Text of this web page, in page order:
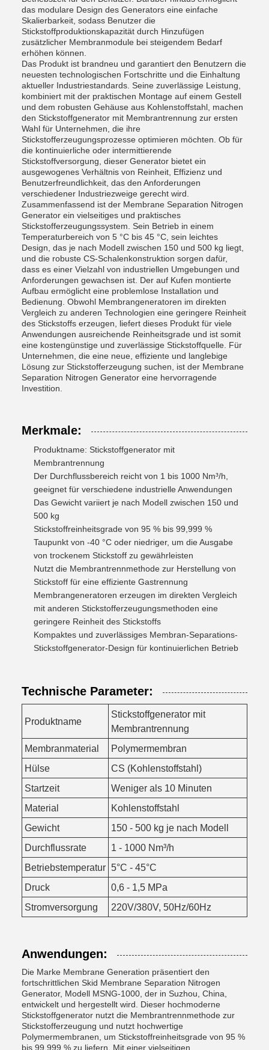
das modulare Design des Generators eine einfache
Skalierbarkeit, sodass Benutzer die
Stickstoffproduktionskapazität durch Hinzufügen
zusätzlicher Membranmodule bei steigendem Bedarf
erhöhen können.
Das Produkt ist brandneu und garantiert den Benutzern die
neuesten technologischen Fortschritte und die Einhaltung
aktueller Industriestandards. Seine zuverlässige Leistung,
kombiniert mit der praktischen Montage auf einem Gestell
und dem robusten Gehäuse aus Kohlenstoffstahl, machen
den Stickstoffgenerator mit Membrantrennung zur ersten
Wahl für Unternehmen, die ihre
Stickstofferzeugungsprozesse optimieren möchten. Ob für
die kontinuierliche oder intermittierende
Stickstoffversorgung, dieser Generator bietet ein
ausgewogenes Verhältnis von Reinheit, Effizienz und
Benutzerfreundlichkeit, das den Anforderungen
verschiedener Industriezweige gerecht wird.
Zusammenfassend ist der Membrane Separation Nitrogen
Generator ein vielseitiges und praktisches
Stickstofferzeugungssystem. Sein Betrieb in einem
Temperaturbereich von 5 °C bis 45 °C, sein leichtes
Design, das je nach Modell zwischen 150 und 500 kg liegt,
und die robuste CS-Schalenkonstruktion sorgen dafür,
dass es einer Vielzahl von industriellen Umgebungen und
Anforderungen gewachsen ist. Der auf Kufen montierte
Aufbau ermöglicht eine problemlose Installation und
Bedienung. Obwohl Membrangeneratoren im direkten
Vergleich zu anderen Technologien eine geringere Reinheit
des Stickstoffs erzeugen, liefert dieses Produkt für viele
Anwendungen ausreichende Reinheitsgrade und ist somit
eine kostengünstige und zuverlässige Stickstoffquelle. Für
Unternehmen, die eine neue, effiziente und langlebige
Lösung zur Stickstofferzeugung suchen, ist der Membrane
Separation Nitrogen Generator eine hervorragende
Investition.
Merkmale:
Produktname: Stickstoffgenerator mit
Membrantrennung
Der Durchflussbereich reicht von 1 bis 1000 Nm³/h,
geeignet für verschiedene industrielle Anwendungen
Das Gewicht variiert je nach Modell zwischen 150 und
500 kg
Stickstoffreinheitsgrade von 95 % bis 99,999 %
Taupunkt von -40 °C oder niedriger, um die Ausgabe
von trockenem Stickstoff zu gewährleisten
Nutzt die Membrantrennmethode zur Herstellung von
Stickstoff für eine effiziente Gastrennung
Membrangeneratoren erzeugen im direkten Vergleich
mit anderen Stickstofferzeugungsmethoden eine
geringere Reinheit des Stickstoffs
Kompaktes und zuverlässiges Membran-Separations-
Stickstoffgenerator-Design für kontinuierlichen Betrieb
Technische Parameter:
Produktname
Stickstoffgenerator mit
Membrantrennung
Membranmaterial
Polymermembran
Hülse
CS (Kohlenstoffstahl)
Startzeit
Weniger als 10 Minuten
Material
Kohlenstoffstahl
Gewicht
150 - 500 kg je nach Modell
Durchflussrate
1 - 1000 Nm³/h
Betriebstemperatur 5°C - 45°C
Druck
0,6 - 1,5 MPa
Stromversorgung
220V/380V, 50Hz/60Hz
Anwendungen:
Die Marke Membrane Generation präsentiert den
fortschrittlichen Skid Membrane Separation Nitrogen
Generator, Modell MSNG-1000, der in Suzhou, China,
entwickelt und hergestellt wird. Dieser hochmoderne
Stickstoffgenerator nutzt die Membrantrennmethode zur
Stickstofferzeugung und nutzt hochwertige
Polymermembranen, um Stickstoffreinheitsgrade von 95 %
bis 99,999 % zu liefern. Mit einer vielseitigen